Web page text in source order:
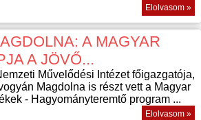
Elolvasom »
A MAGYAR
A JÖVŐ...
Művelődési Intézet főigazgatója,
Magdolna is részt vett a Magyar
- Hagyományteremtő program ...
Elolvasom »